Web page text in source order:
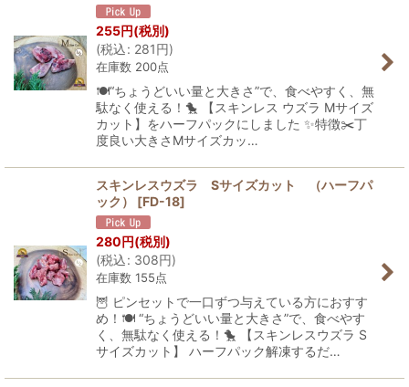
255円(税別)
(税込: 281円)
在庫数 200点
🍽️“ちょうどいい量と大きさ”で、食べやすく、無
駄なく使える！🐤 【スキンレス ウズラ Mサイズ
カット】をハーフパックにしました ✨特徴✂️丁
度良い大きさMサイズカッ…
スキンレスウズラ Sサイズカット （ハーフパ
ック）
[FD-18]
280円(税別)
(税込: 308円)
在庫数 155点
🦉 ピンセットで一口ずつ与えている方におすす
め！🍽️ “ちょうどいい量と大きさ”で、食べやす
く、無駄なく使える！🐤 【スキンレスウズラ S
サイズカット】 ハーフパック解凍するだ…